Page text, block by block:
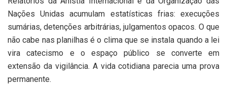
Nações Unidas acumulam estatísticas frias: execuções
sumárias, detenções arbitrárias, julgamentos opacos. O que
não cabe nas planilhas é o clima que se instala quando a lei
vira catecismo e o espaço público se converte em
extensão da vigilância. A vida cotidiana parecia uma prova
permanente.